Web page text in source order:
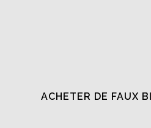
ACHETER DE FAUX